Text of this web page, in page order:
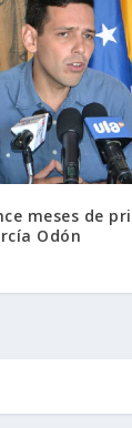
meses de
Odón